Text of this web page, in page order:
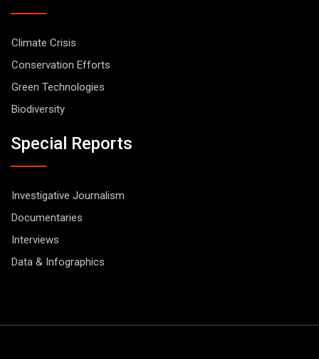
Climate Crisis
Conservation Efforts
Green Technologies
Biodiversity
Special Reports
Investigative Journalism
Documentaries
Interviews
Data & Infographics